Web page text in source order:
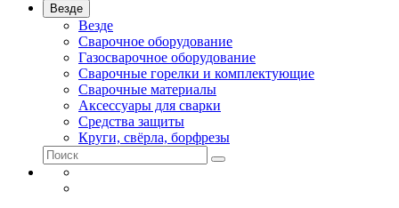
Везде
Везде
Сварочное оборудование
Газосварочное оборудование
Сварочные горелки и комплектующие
Сварочные материалы
Аксессуары для сварки
Средства защиты
Круги, свёрла, борфрезы